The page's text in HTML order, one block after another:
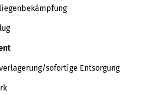
sofortige Entsorgung